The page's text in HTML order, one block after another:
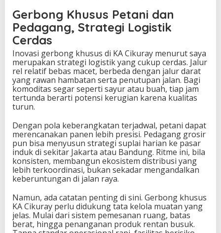
Gerbong Khusus Petani dan
Pedagang, Strategi Logistik
Cerdas
Inovasi gerbong khusus di KA Cikuray menurut saya
merupakan strategi logistik yang cukup cerdas. Jalur
rel relatif bebas macet, berbeda dengan jalur darat
yang rawan hambatan serta penutupan jalan. Bagi
komoditas segar seperti sayur atau buah, tiap jam
tertunda berarti potensi kerugian karena kualitas
turun.
Dengan pola keberangkatan terjadwal, petani dapat
merencanakan panen lebih presisi. Pedagang grosir
pun bisa menyusun strategi suplai harian ke pasar
induk di sekitar Jakarta atau Bandung. Ritme ini, bila
konsisten, membangun ekosistem distribusi yang
lebih terkoordinasi, bukan sekadar mengandalkan
keberuntungan di jalan raya.
Namun, ada catatan penting di sini. Gerbong khusus
KA Cikuray perlu didukung tata kelola muatan yang
jelas. Mulai dari sistem pemesanan ruang, batas
berat, hingga penanganan produk rentan busuk.